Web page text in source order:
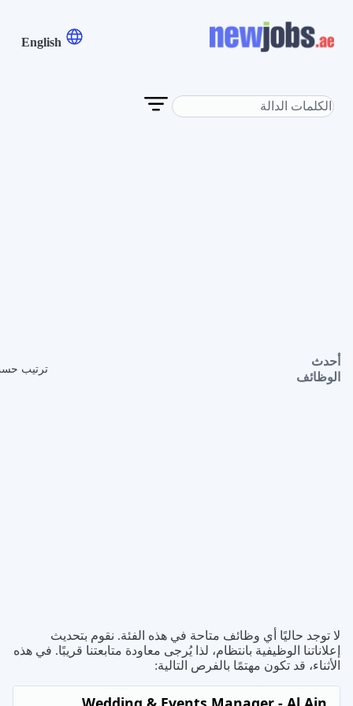
English
أحدث
الوظائف
ترتيب
لا توجد حاليًا أي وظائف متاحة في هذه الفئة. نقوم بتحديث
إعلاناتنا الوظيفية بانتظام، لذا يُرجى معاودة متابعتنا قريبًا. في هذه
الأثناء، قد تكون مهتمًا بالفرص التالية: